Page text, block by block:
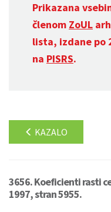
Prikazana
členom ZoUL
lista, izdane po
na PISRS.
KAZALO
3656. Koeficienti rasti
1997, stran 5955.